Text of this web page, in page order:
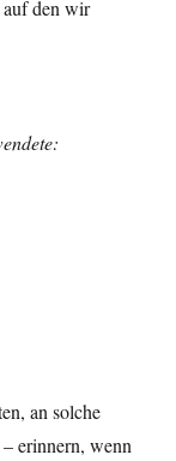
auf den wir
an solche
erinnern, wenn